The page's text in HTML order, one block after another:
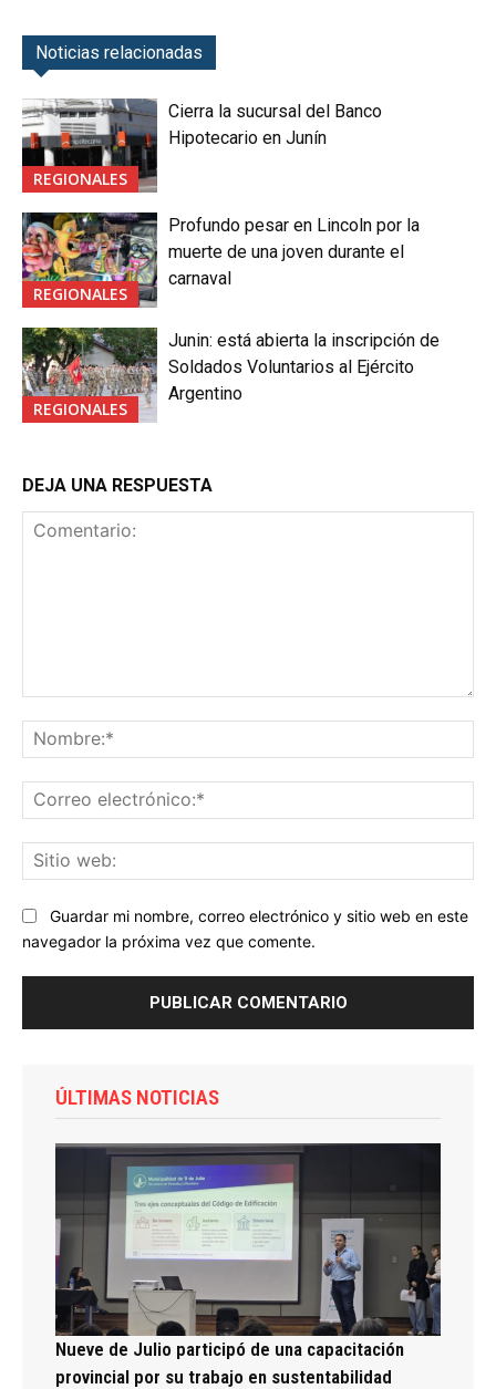
Noticias relacionadas
REGIONALES
Cierra la sucursal del Banco
Hipotecario en Junín
REGIONALES
Profundo pesar en Lincoln por la
muerte de una joven durante el
carnaval
REGIONALES
Junin: está abierta la inscripción de
Soldados Voluntarios al Ejército
Argentino
DEJA UNA RESPUESTA
Guardar mi nombre, correo electrónico y sitio web en este
navegador la próxima vez que comente.
ÚLTIMAS NOTICIAS
Nueve de Julio participó de una capacitación
provincial por su trabajo en sustentabilidad